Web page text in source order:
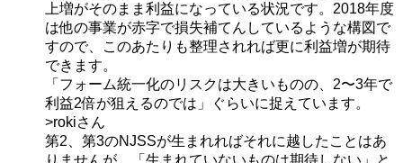
上増がそのまま利益になっている状況です。2018年度
は他の事業が赤字で損失補てんしているような構図で
すので、このあたりも整理されれば更に利益増が期待
できます。
「フォーム統一化のリスクは大きいものの、2〜3年で
利益2倍が狙えるのでは」ぐらいに捉えています。
>rokiさん
第2、第3のNJSSが生まれればそれに越したことはあ
りませんが、「生まれていないものは期待しない」と